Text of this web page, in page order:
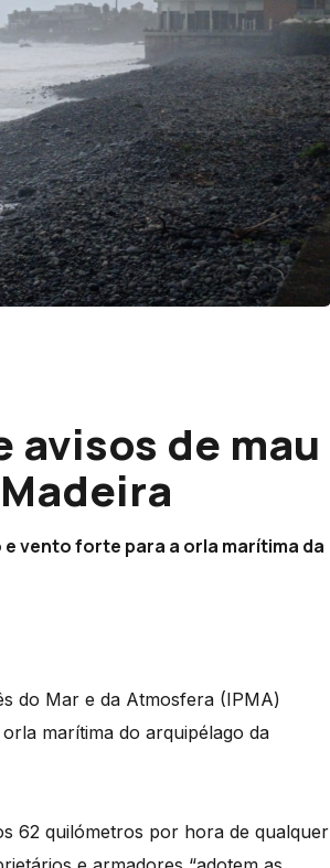
de mau
vento forte para a orla marítima da
do Mar e da Atmosfera (IPMA)
marítima do arquipélago da
62 quilómetros por hora de qualquer